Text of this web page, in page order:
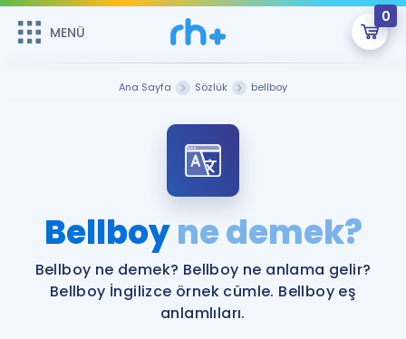
MENÜ
0
Şifremi Hatırlamıyorum
ÜYE DEĞİLİM
Sepetin Şu An Boş.
Remzi Hoca ile seni sınava hazırlayacak onlarca eğitim seni
bekliyor!
MENÜ
Katılımcı Görüşleri
Faydalı Araçlar
Ana Sayfa Sözlük bellboy
Bellboyne demek?
Bellboy ne demek? Bellboy ne anlama gelir?
Bellboy İngilizce örnek cümle. Bellboy eş
anlamlıları.